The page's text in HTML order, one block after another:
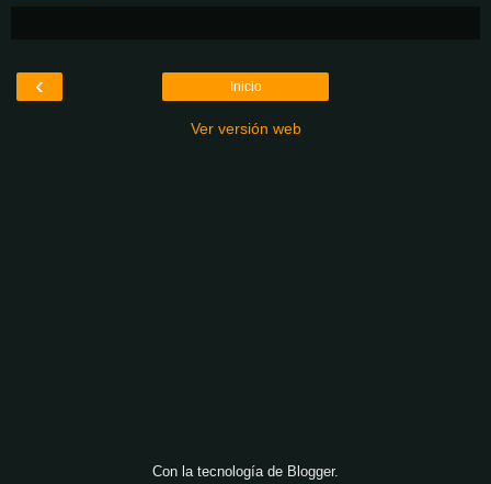
‹ Inicio
Ver versión web
Con la tecnología de Blogger.